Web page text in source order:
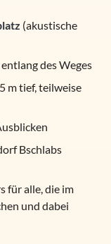
(akustische
des Weges
m tief, teilweise
Bschlabs
für alle, die im
und dabei